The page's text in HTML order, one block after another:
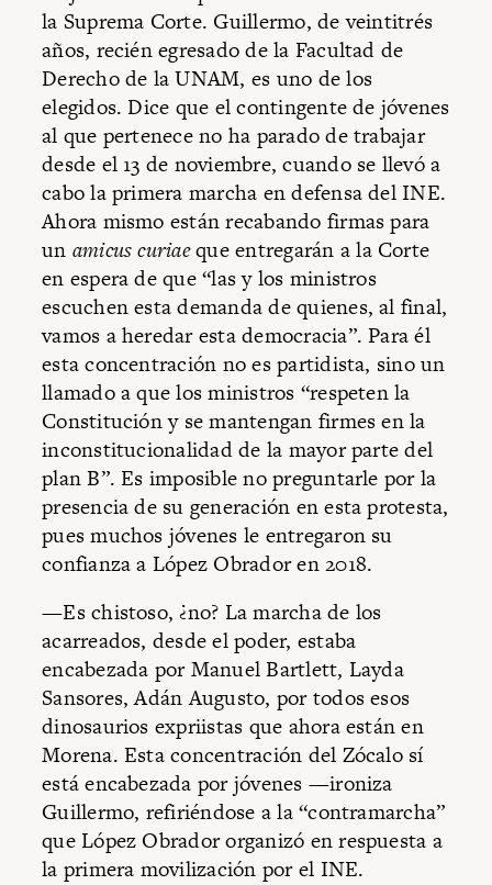
la Suprema Corte. Guillermo, de veintitrés
años, recién egresado de la Facultad de
Derecho de la UNAM, es uno de los
elegidos. Dice que el contingente de jóvenes
al que pertenece no ha parado de trabajar
desde el 13 de noviembre, cuando se llevó a
cabo la primera marcha en defensa del INE.
Ahora mismo están recabando firmas para
un amicus curiaeque entregarán a la Corte
en espera de que “las y los ministros
escuchen esta demanda de quienes, al final,
vamos a heredar esta democracia”. Para él
esta concentración no es partidista, sino un
llamado a que los ministros “respeten la
Constitución y se mantengan firmes en la
inconstitucionalidad de la mayor parte del
plan B”. Es imposible no preguntarle por la
presencia de su generación en esta protesta,
pues muchos jóvenes le entregaron su
confianza a López Obrador en 2018.
—Es chistoso, ¿no? La marcha de los
acarreados, desde el poder, estaba
encabezada por Manuel Bartlett, Layda
Sansores, Adán Augusto, por todos esos
dinosaurios expriistas que ahora están en
Morena. Esta concentración del Zócalo sí
está encabezada por jóvenes —ironiza
Guillermo, refiriéndose a la “contramarcha”
que López Obrador organizó en respuesta a
la primera movilización por el INE.